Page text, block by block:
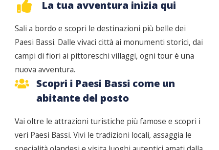
La tua avventura inizia qui
Sali a bordo e scopri le destinazioni più belle dei
Paesi Bassi. Dalle vivaci città ai monumenti storici, dai
campi di fiori ai pittoreschi villaggi, ogni tour è una
nuova avventura.
Scopri i Paesi Bassi come un
abitante del posto
Vai oltre le attrazioni turistiche più famose e scopri i
veri Paesi Bassi. Vivi le tradizioni locali, assaggia le